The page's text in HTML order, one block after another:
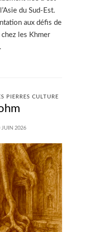
du Sud-Est.
aux défis de
les Khmer
PIERRES CULTURE
JUIN 2026